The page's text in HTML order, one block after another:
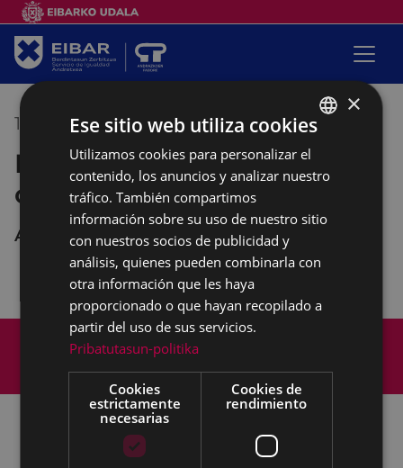
16/10/2020 10:00 -12:00
Empalabramiento: clases de
castellano
Andretxea
Mapa del Sitio
Aviso legal
Política de cookies
Accesibilidad
Todas las redes sociales del Ayuntamiento
BASQUE
SPANISH
×
Ese sitio web utiliza cookies
Utilizamos cookies para personalizar el
contenido, los anuncios y analizar nuestro
tráfico. También compartimos
información sobre su uso de nuestro sitio
con nuestros socios de publicidad y
análisis, quienes pueden combinarla con
otra información que les haya
proporcionado o que hayan recopilado a
partir del uso de sus servicios.
Pribatutasun-politika
Cookies
estrictamente
necesarias
Cookies de
rendimiento